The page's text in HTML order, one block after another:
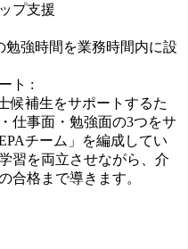
プ支援
勉強時間を業務時間内に設
ト :
候補生をサポートするた
仕事面・勉強面の3つをサ
チーム」を編成してい
習を両立させながら、介
合格まで導きます。